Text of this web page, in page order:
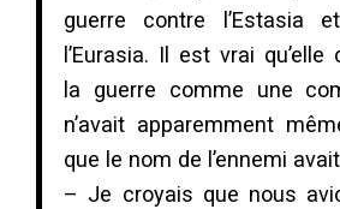
guerre contre l’Estasia
l’Eurasia. Il est vrai
la guerre comme une
n’avait apparemment
que le nom de l’ennemi
– Je croyais que nous